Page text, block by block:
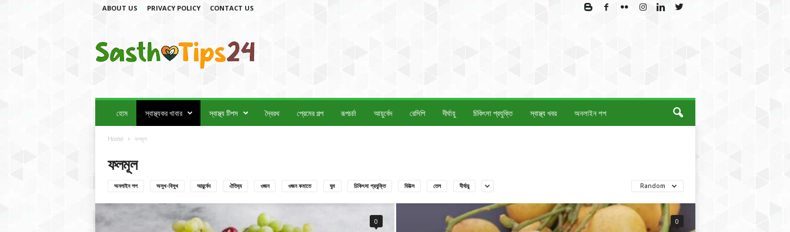
ABOUT US PRIVACY POLICY CONTACT US
টি
প
4
হোম স্বাস্থ্যকর খাবার স্বাস্থ্য টিপস দ্বৈরথ প্রেমের গল্প রূপচর্চা আয়ুর্বেদ রেসিপি দীর্ঘায়ু চিকিৎসা প্রযুক্তি স্বাস্থ্য খবর অনলাইন শপ
Home ফলমূল
ফলমূল
অনলাইন শপ অসুখ-বিসুখ আয়ুর্বেদ ঐতিহ্য ওজন ওজন কমাতে ঘুম চিকিৎসা প্রযুক্তি ডিটক্স তেল দীর্ঘায়ু Random
0 0